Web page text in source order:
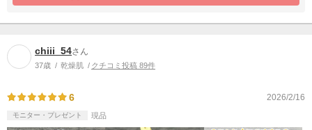
chiii_54さん
37歳 乾燥肌 クチコミ投稿 89件
6 2026/2/16
モニター・プレゼント 現品